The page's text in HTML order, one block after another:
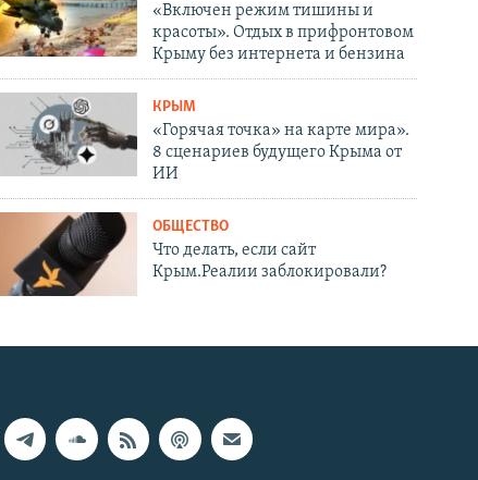
«Включен режим тишины и
красоты». Отдых в прифронтовом
Крыму без интернета и бензина
КРЫМ
«Горячая точка» на карте мира».
8 сценариев будущего Крыма от
ИИ
ОБЩЕСТВО
Что делать, если сайт
Крым.Реалии заблокировали?